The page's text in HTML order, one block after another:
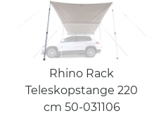
Rhino Rack
Teleskopstange 220
cm 50-031106